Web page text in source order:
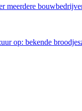
meerdere
op: bekende